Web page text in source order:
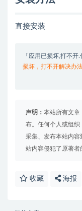
直接安装
「应用已损坏,打不
损坏，打不开解决办
声明： 本站所有文章
布。任何个人或组织
采集、发布本站内
站内容侵犯了原著者
收藏 海报